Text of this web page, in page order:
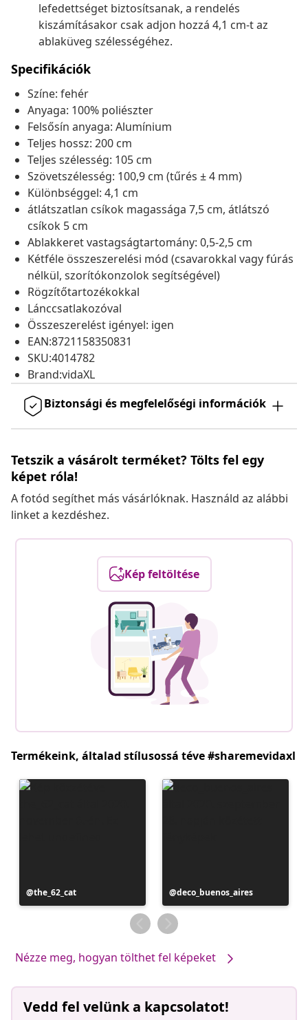
lefedettséget biztosítsanak, a rendelés
kiszámításakor csak adjon hozzá 4,1 cm-t az
ablaküveg szélességéhez.
Specifikációk
Színe: fehér
Anyaga: 100% poliészter
Felsősín anyaga: Alumínium
Teljes hossz: 200 cm
Teljes szélesség: 105 cm
Szövetszélesség: 100,9 cm (tűrés ± 4 mm)
Különbséggel: 4,1 cm
átlátszatlan csíkok magassága 7,5 cm, átlátszó
csíkok 5 cm
Ablakkeret vastagságtartomány: 0,5-2,5 cm
Kétféle összeszerelési mód (csavarokkal vagy fúrás
nélkül, szorítókonzolok segítségével)
Rögzítőtartozékokkal
Lánccsatlakozóval
Összeszerelést igényel: igen
EAN:8721158350831
SKU:4014782
Brand:vidaXL
Biztonsági és megfelelőségi információk
Tetszik a vásárolt terméket? Tölts fel egy
képet róla!
A fotód segíthet más vásárlóknak. Használd az alábbi
linket a kezdéshez.
Kép feltöltése
Termékeink, általad stílusossá téve #sharemevidaxl
Bejegyzés
közzétevője
the_62_cat
Bejegyzés
közzétevője
deco_buenos_aires
Nézze meg, hogyan tölthet fel képeket
Vedd fel velünk a kapcsolatot!